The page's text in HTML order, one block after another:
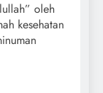
oleh
kesehatan